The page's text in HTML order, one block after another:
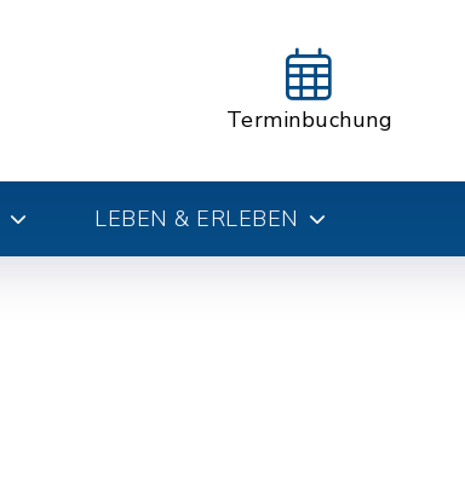
Terminbuchung
LEBEN & ERLEBEN